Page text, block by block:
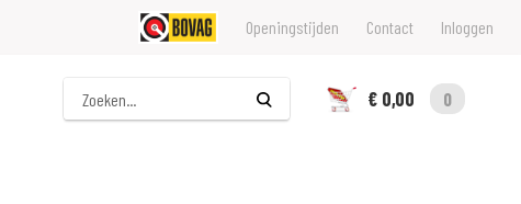
Openingstijden Contact Inloggen
Zoeken
€ 0,00
0